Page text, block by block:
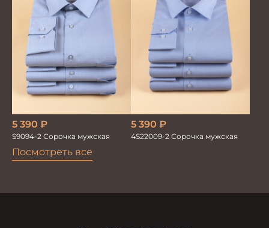
Посмотреть все
5 390 ₽
S9094-2 Сорочка мужская
5 390 ₽
4S22009-2 Сорочка мужская